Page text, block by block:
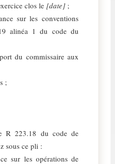
clos le [date] ;
sur les conventions
alinéa 1 du code du
du commissaire aux
;
R 223.18 du code de
sous ce pli :
sur les opérations de